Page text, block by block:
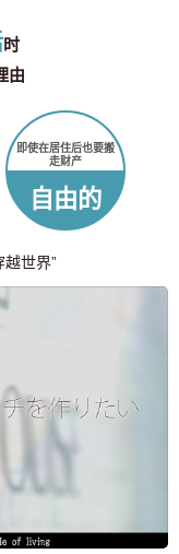
时
由
即使在居住后也要搬
走财产
自由的
世界”